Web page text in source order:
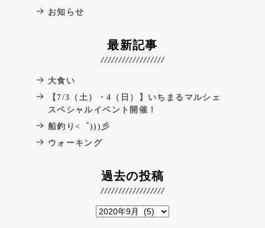
お知らせ
最新記事
大食い
【7/3（土）・4（日）】いちまるマルシェ
スペシャルイベント開催！
船釣り<゜)))彡
ウォーキング
過去の投稿